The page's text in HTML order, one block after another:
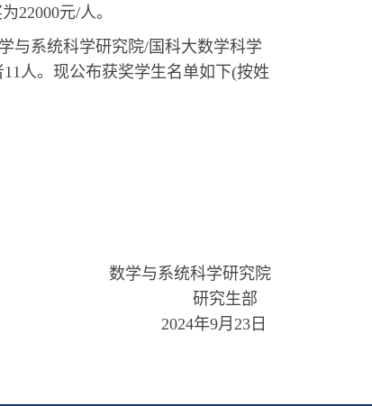
22000元/人。
与系统科学研究院/国科大数学科学
人。现公布获奖学生名单如下(按姓
数学与系统科学研究院
研究生部
2024年9月23日